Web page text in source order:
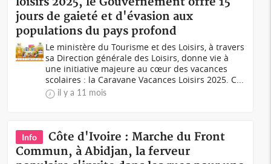
jours de gaieté et d'évasion aux
populations du pays profond
Le ministère du Tourisme et des Loisirs, à travers
sa Direction générale des Loisirs, donne vie à
une initiative majeure au cœur des vacances
scolaires : la Caravane Vacances Loisirs 2025. C...
il y a 11 mois
Info
Côte d'Ivoire : Marche du Front
Commun, à Abidjan, la ferveur